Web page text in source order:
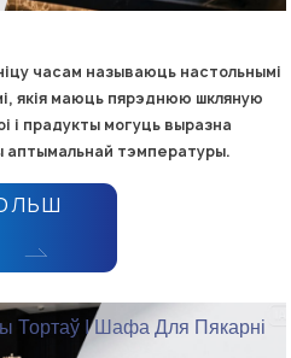
часам называюць настольнымі
якія маюць пярэднюю шкляную
і прадукты могуць выразна
тэмпературы.
Тортаў І Шафа Для Пякарні